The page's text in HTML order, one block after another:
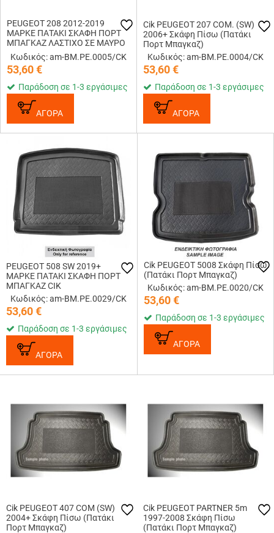
PEUGEOT 208 2012-2019
ΜΑΡΚΕ ΠΑΤΑΚΙ ΣΚΑΦΗ ΠΟΡΤ
ΜΠΑΓΚΑΖ ΛΑΣΤΙΧΟ ΣΕ ΜΑΥΡΟ
ΧΡΩΜΑ CIK - 1 ΤΕΜ.
Κωδικός: am-BM.PE.0005/CK
53,60€
Παράδοση σε 1-3 εργάσιμες
ΑΓΟΡΑ
Cik PEUGEOT 207 COM. (SW)
2006+ Σκάφη Πίσω (Πατάκι
Πορτ Μπαγκαζ)
Κωδικός: am-BM.PE.0004/CK
53,60€
Παράδοση σε 1-3 εργάσιμες
ΑΓΟΡΑ
PEUGEOT 508 SW 2019+
ΜΑΡΚΕ ΠΑΤΑΚΙ ΣΚΑΦΗ ΠΟΡΤ
ΜΠΑΓΚΑΖ CIK
Κωδικός: am-BM.PE.0029/CK
53,60€
Παράδοση σε 1-3 εργάσιμες
ΑΓΟΡΑ
Cik PEUGEOT 5008 Σκάφη Πίσω
(Πατάκι Πορτ Μπαγκαζ)
Κωδικός: am-BM.PE.0020/CK
53,60€
Παράδοση σε 1-3 εργάσιμες
ΑΓΟΡΑ
Cik PEUGEOT 407 COM (SW)
2004+ Σκάφη Πίσω (Πατάκι
Πορτ Μπαγκαζ)
Cik PEUGEOT PARTNER 5m
1997-2008 Σκάφη Πίσω
(Πατάκι Πορτ Μπαγκαζ)